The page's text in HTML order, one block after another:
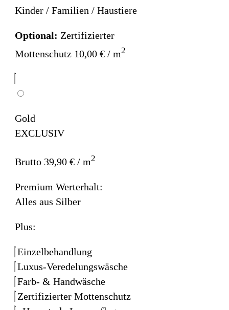
Kinder / Familien / Haustiere
Optional: Zertifizierter
Mottenschutz 10,00 € / m2
Gold
EXCLUSIV
Brutto 39,90 € / m2
Premium Werterhalt:
Alles aus Silber
Plus:
Einzelbehandlung
Luxus-Veredelungswäsche
Farb- & Handwäsche
Zertifizierter Mottenschutz